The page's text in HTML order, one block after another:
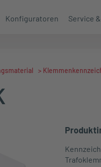
Konfiguratoren Service
>